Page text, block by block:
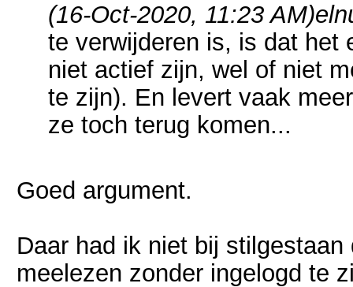
(16-Oct-2020, 11:23 AM)
te verwijderen is, is dat het
niet actief zijn, wel of niet
te zijn). En levert vaak
ze toch terug komen...
Goed argument.
Daar had ik niet bij
meelezen zonder ingelogd te